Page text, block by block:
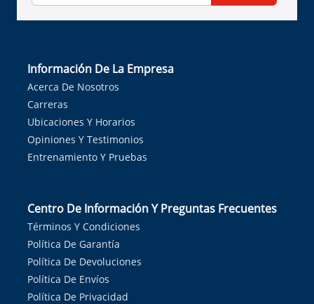
Información De La Empresa
Acerca De Nosotros
Carreras
Ubicaciones Y Horarios
Opiniones Y Testimonios
Entrenamiento Y Pruebas
Centro De Información Y Preguntas Frecuentes
Términos Y Condiciones
Política De Garantía
Política De Devoluciones
Política De Envíos
Política De Privacidad